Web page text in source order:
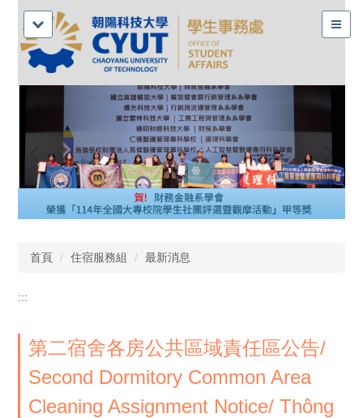
首頁 住宿服務組 最新消息
:::
第二宿舍各房公共區域責任區公告/
Second Dormitory Common Area
Cleaning Assignment Notice/ Thông